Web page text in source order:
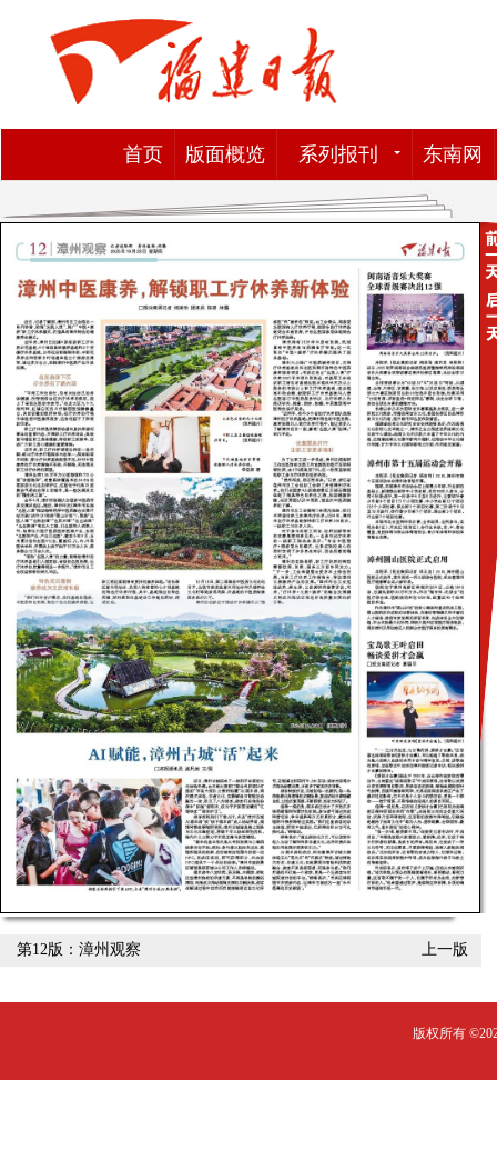
首页 版面概览 系列报刊 东南网
第12版：漳州观察 上一版
版权所有